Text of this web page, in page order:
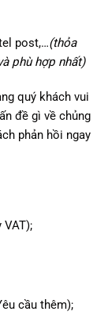
post,…(thỏa
phù hợp nhất)
quý khách vui
đề gì về chủng
phản hồi ngay
cầu thêm);